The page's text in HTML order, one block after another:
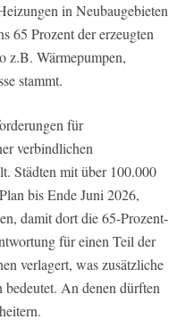
in Neubaugebieten
65 Prozent der erzeugten
z.B. Wärmepumpen,
stammt.
für
verbindlichen
Städten mit über 100.000
bis Ende Juni 2026,
damit dort die 65-Prozent-
für einen Teil der
verlagert, was zusätzliche
An denen dürften